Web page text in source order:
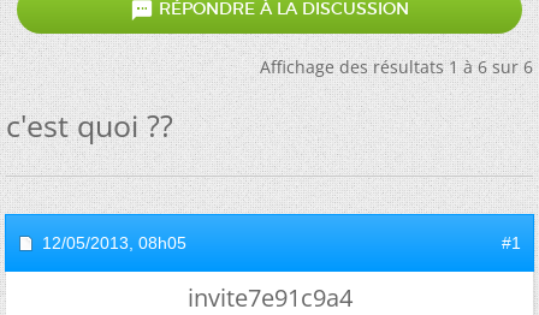
 RÉPONDRE À LA DISCUSSION
Affichage des résultats 1 à 6 sur 6
c'est quoi ??
12/05/2013, 08h05 #1
invite7e91c9a4